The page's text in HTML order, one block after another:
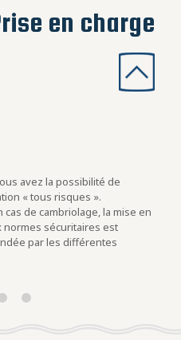
en charge
avez la possibilité de
« tous risques ».
de cambriolage, la mise en
sécuritaires est
par les différentes